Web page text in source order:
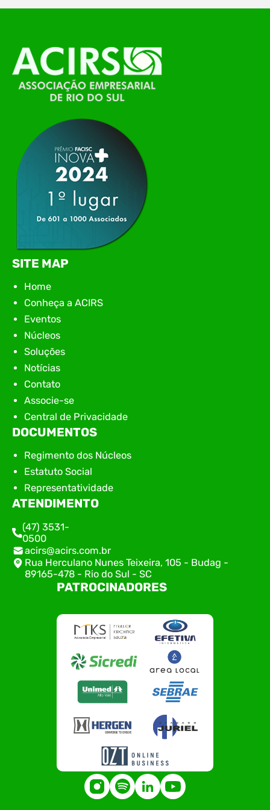
O Polo ACATE-ACIRS, por meio do NIAVI – Núcleo
de Tecnologia da Informação do Alto Vale do
Itajaí, realizou, no dia 21 de julho, o evento
Conexão Tech NIAVI, reunindo empresas de
tecnologia da região para uma noite de
apresentação de novas iniciativas para o setor. O
encontro aconteceu em Rio…
SITE MAP
Home
Conheça a ACIRS
Eventos
Núcleos
Soluções
Notícias
Contato
Associe-se
Central de Privacidade
DOCUMENTOS
Regimento dos Núcleos
Estatuto Social
Representatividade
ATENDIMENTO
(47) 3531-
0500
acirs@acirs.com.br
Rua Herculano Nunes Teixeira, 105 - Budag -
89165-478 - Rio do Sul - SC
PATROCINADORES